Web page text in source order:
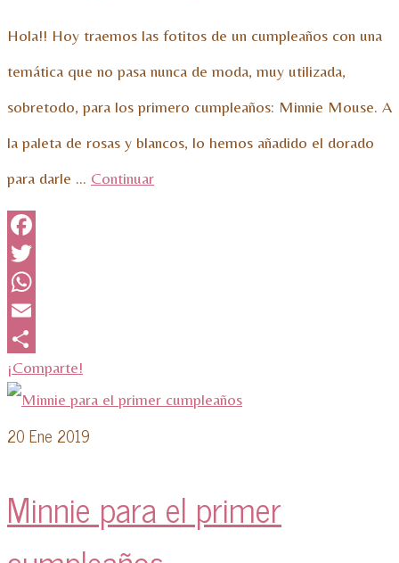
Hola!! Hoy traemos las fotitos de un cumpleaños con una
temática que no pasa nunca de moda, muy utilizada,
sobretodo, para los primero cumpleaños: Minnie Mouse. A
la paleta de rosas y blancos, lo hemos añadido el dorado
para darle … Continuar
Facebook
Twitter
WhatsApp
Email
¡Comparte!
20 Ene 2019
Minnie para el primer